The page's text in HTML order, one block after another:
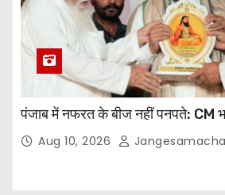
पंजाब में नफरत के बीज नहीं पनपते: CM
Aug 10, 2026